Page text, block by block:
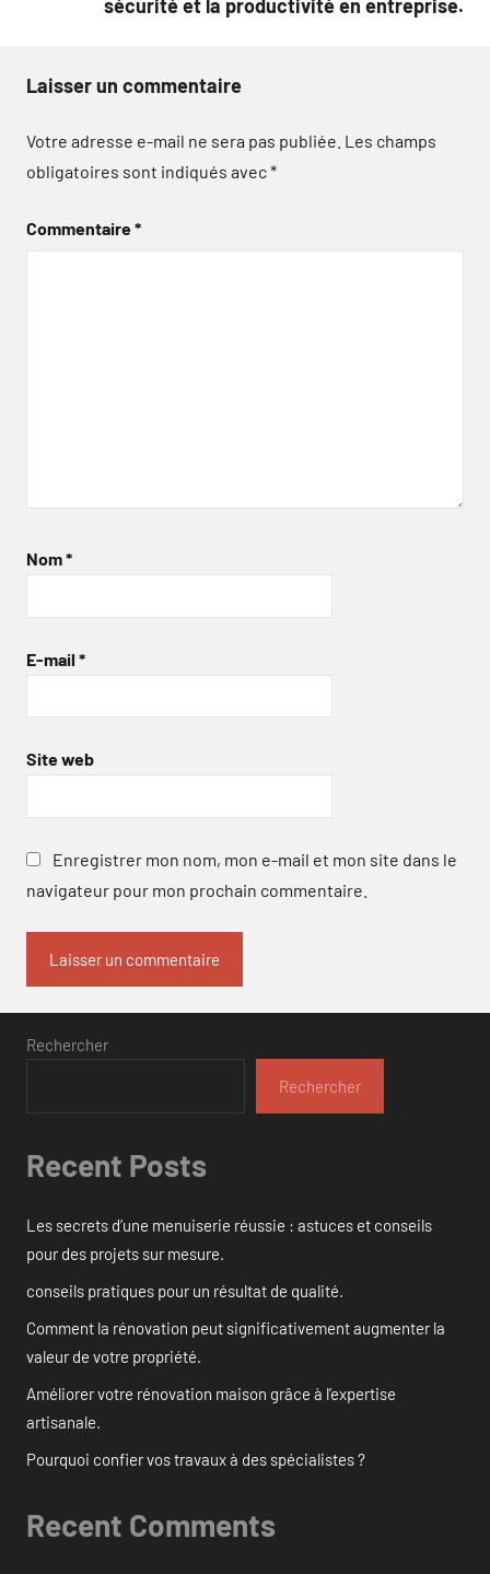
sécurité et la productivité en entreprise.
Laisser un commentaire
Votre adresse e-mail ne sera pas publiée. Les champs
obligatoires sont indiqués avec*
Commentaire*
Nom*
E-mail *
Site web
Enregistrer mon nom, mon e-mail et mon site dans le
navigateur pour mon prochain commentaire.
Rechercher
Rechercher
Recent Posts
Les secrets d’une menuiserie réussie : astuces et conseils
pour des projets sur mesure.
conseils pratiques pour un résultat de qualité.
Comment la rénovation peut significativement augmenter la
valeur de votre propriété.
Améliorer votre rénovation maison grâce à l’expertise
artisanale.
Pourquoi confier vos travaux à des spécialistes ?
Recent Comments